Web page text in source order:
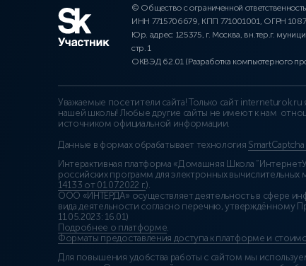
© Общество с ограниченной
ИНН 7715706679, КПП 771001001, ОГРН
Юр. адрес: 125375, г. Москва, вн.тер.г.
стр. 1
ОКВЭД 62.01 (Разработка компьютерного
Уважаемые посетители сайта! Только сайт
нашей школы! Любые другие сайты не имеют к нам
источником официальной информации.
Данные в формах обрабатывает технология
Интерактивная платформа «Домашняя Школа
российских программ для электронных вычислительных
14133 от 01.07.2022 г.).
ООО «ИНТЕРДА» осуществляет деятельность в сфере
вида деятельности согласно перечню, утверждённому
11.05.2023: 16.01)
Подробнее о платформе.
Форматы предоставления доступа к платформе и
Для повышения удобства работы с сайтом мы